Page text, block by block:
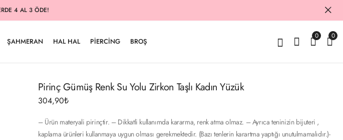
4 AL 3 ÖDE!
ŞAHMERAN HAL HAL PIERCING BROŞ
0 0
Pirinç Gümüş Renk Su Yolu Zirkon Taşlı Kadın Yüzük
304,90₺
– Ürün materyali pirinçtir. – Dikkatli kullanımda kararma, renk atma olmaz. – Ayrıca teninizin bijuteri ,
kaplama ürünleri kullanmaya uygun olması gerekmektedir. (Bazı tenlerin karartma yaptığı unutulmamalıdır.)-